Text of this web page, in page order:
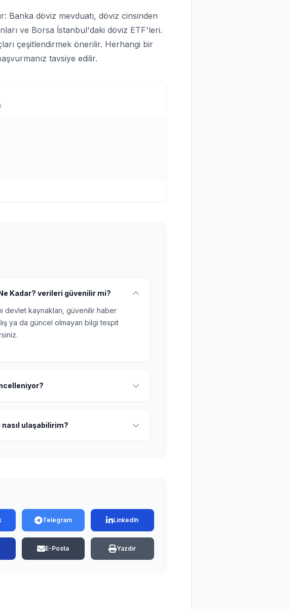
Banka döviz mevduatı, döviz cinsinden
ve Borsa İstanbul'daki döviz ETF'leri.
çeşitlendirmek önerilir. Herhangi bir
tavsiye edilir.
Kadar? verileri güvenilir mi?
devlet kaynakları, güvenilir haber
ya da güncel olmayan bilgi tespit
ulaşabilirim?
Telegram LinkedIn
E-Posta Yazdır